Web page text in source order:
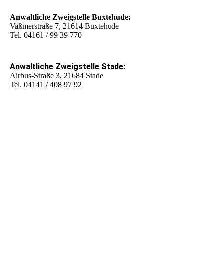
Anwaltliche Zweigstelle Buxtehude:
Vaßmerstraße 7, 21614 Buxtehude
Tel. 04161 / 99 39 770
Anwaltliche Zweigstelle Stade:
Airbus-Straße 3, 21684 Stade
Tel. 04141 / 408 97 92